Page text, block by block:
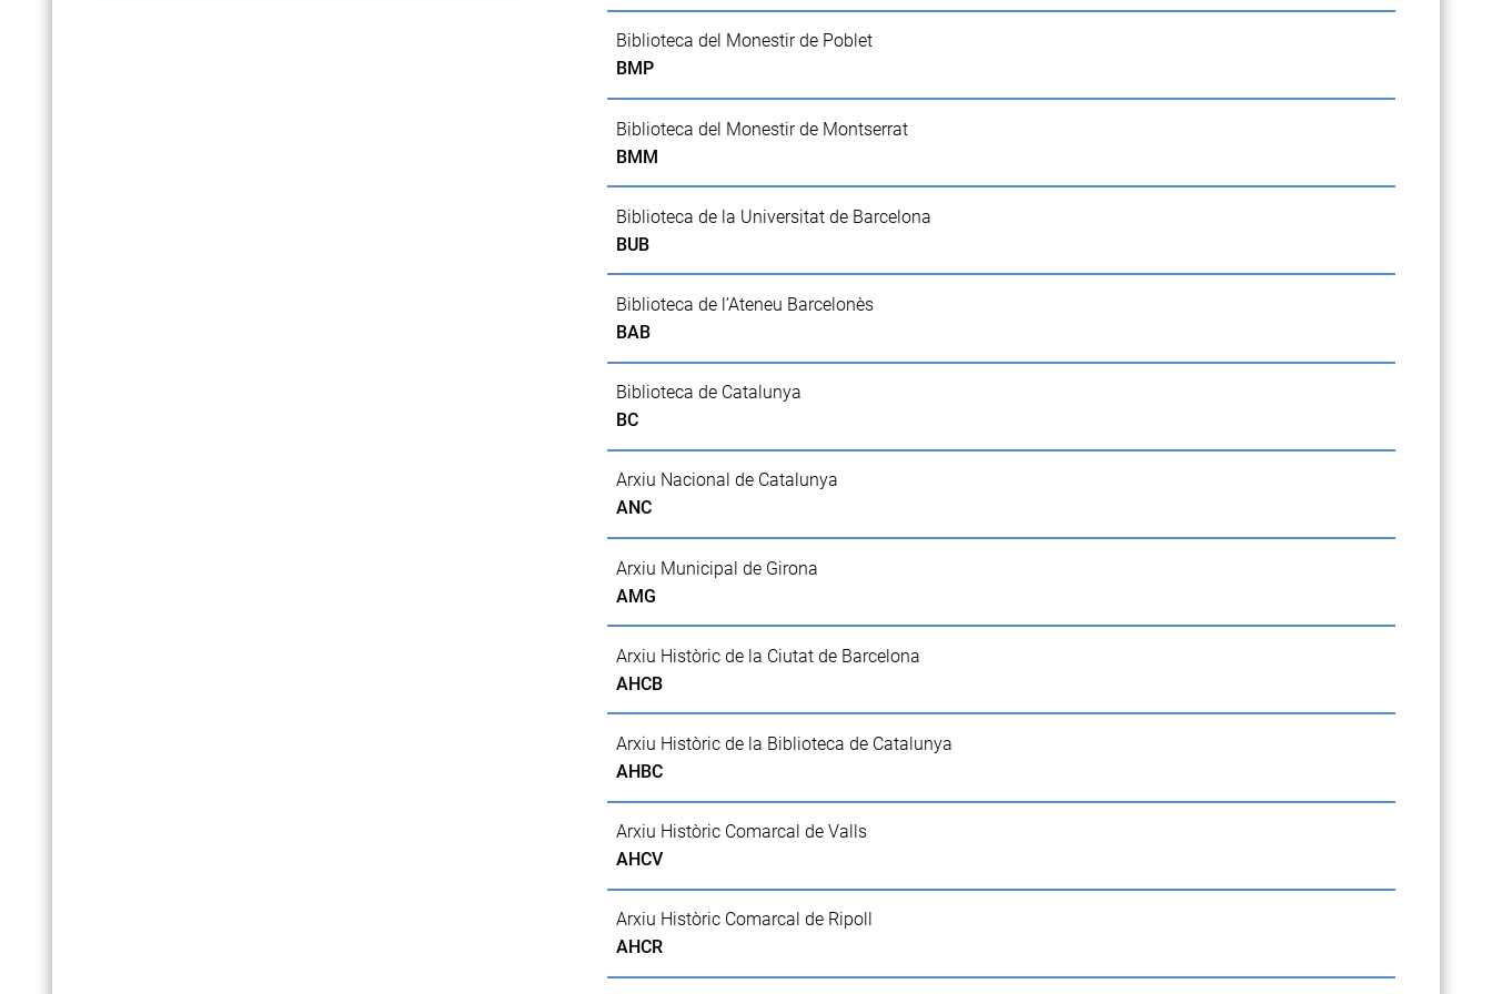
Biblioteca del Monestir de Poblet
BMP
Biblioteca del Monestir de Montserrat
BMM
Biblioteca de la Universitat de Barcelona
BUB
Biblioteca de l’Ateneu Barcelonès
BAB
Biblioteca de Catalunya
BC
Arxiu Nacional de Catalunya
ANC
Arxiu Municipal de Girona
AMG
Arxiu Històric de la Ciutat de Barcelona
AHCB
Arxiu Històric de la Biblioteca de Catalunya
AHBC
Arxiu Històric Comarcal de Valls
AHCV
Arxiu Històric Comarcal de Ripoll
AHCR